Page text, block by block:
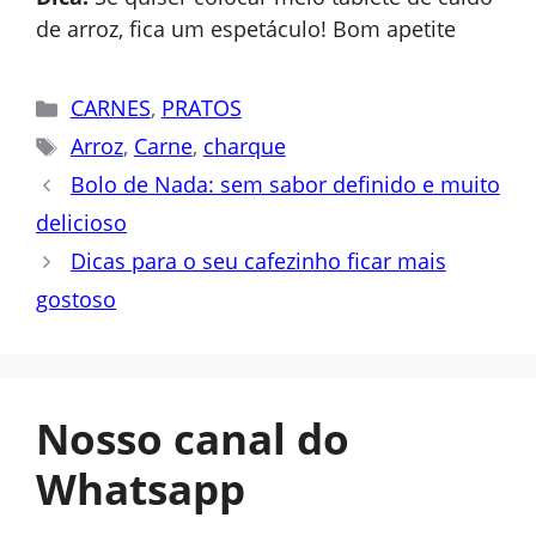
de arroz, fica um espetáculo! Bom apetite
Categorias
CARNES, PRATOS
Tags
Arroz, Carne, charque
Bolo de Nada: sem sabor definido e muito
delicioso
Dicas para o seu cafezinho ficar mais
gostoso
Nosso canal do
Whatsapp